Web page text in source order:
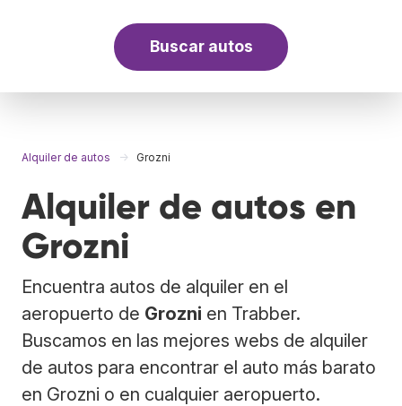
Buscar autos
Alquiler de autos Grozni
Alquiler de autos en
Grozni
Encuentra autos de alquiler en el
aeropuerto de Grozni en Trabber.
Buscamos en las mejores webs de alquiler
de autos para encontrar el auto más barato
en Grozni o en cualquier aeropuerto.